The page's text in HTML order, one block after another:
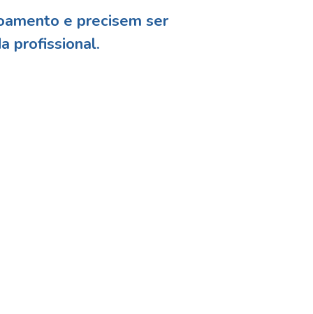
e precisem ser
profissional.